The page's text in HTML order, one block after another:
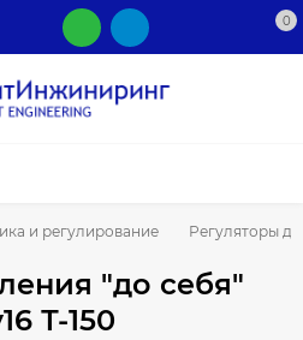
0
и регулирование Регуляторы
"до себя"
Т-150